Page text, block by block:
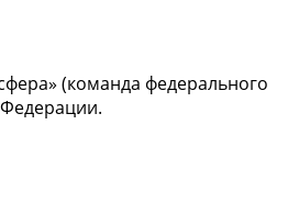
(команда федерального